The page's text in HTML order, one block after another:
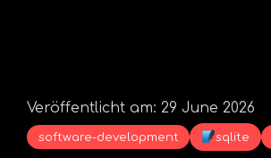
Veröffentlicht am: 29 June 2026
software-development sqlite